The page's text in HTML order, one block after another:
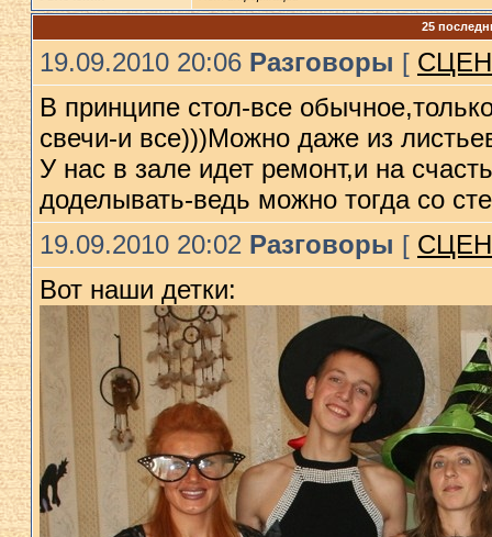
25
19.09.2010 20:06 Разговоры [
В принципе стол-все
свечи-и все)))Можно даже из
У нас в зале идет ремонт,и на
доделывать-ведь можно тогда со
19.09.2010 20:02 Разговоры [
Вот наши детки: